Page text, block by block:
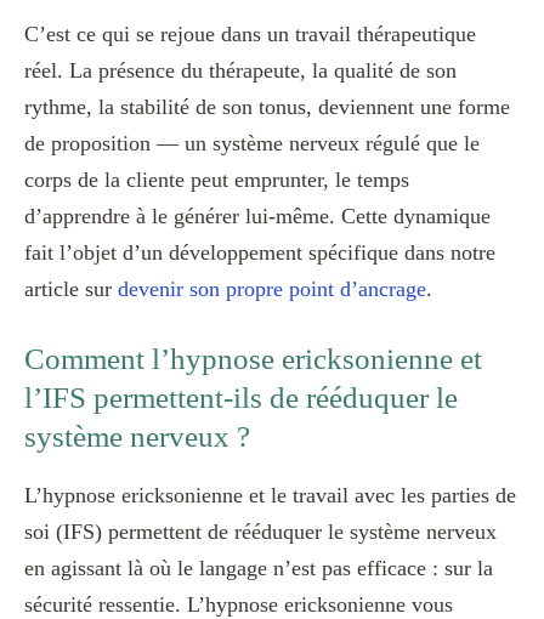
C’est ce qui se rejoue dans un travail thérapeutique
réel. La présence du thérapeute, la qualité de son
rythme, la stabilité de son tonus, deviennent une forme
de proposition — un système nerveux régulé que le
corps de la cliente peut emprunter, le temps
d’apprendre à le générer lui-même. Cette dynamique
fait l’objet d’un développement spécifique dans notre
article sur devenir son propre point d’ancrage.
Comment l’hypnose ericksonienne et
l’IFS permettent-ils de rééduquer le
système nerveux ?
L’hypnose ericksonienne et le travail avec les parties de
soi (IFS) permettent de rééduquer le système nerveux
en agissant là où le langage n’est pas efficace : sur la
sécurité ressentie. L’hypnose ericksonienne vous